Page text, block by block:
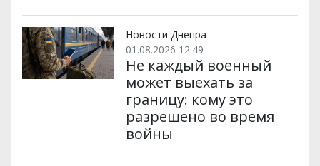
Новости Днепра
01.08.2026 12:49
Не каждый военный
может выехать за
границу: кому это
разрешено во время
войны